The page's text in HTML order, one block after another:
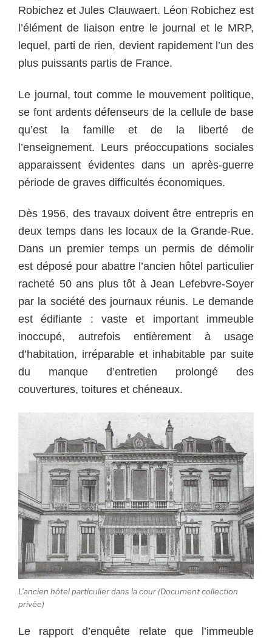
Robichez et Jules Clauwaert. Léon Robichez est
l’élément de liaison entre le journal et le MRP,
lequel, parti de rien, devient rapidement l’un des
plus puissants partis de France.
Le journal, tout comme le mouvement politique,
se font ardents défenseurs de la cellule de base
qu’est la famille et de la liberté de
l’enseignement. Leurs préoccupations sociales
apparaissent évidentes dans un après-guerre
période de graves difficultés économiques.
Dès 1956, des travaux doivent être entrepris en
deux temps dans les locaux de la Grande-Rue.
Dans un premier temps un permis de démolir
est déposé pour abattre l’ancien hôtel particulier
racheté 50 ans plus tôt à Jean Lefebvre-Soyer
par la société des journaux réunis. Le demande
est édifiante : vaste et important immeuble
inoccupé, autrefois entièrement à usage
d’habitation, irréparable et inhabitable par suite
du manque d’entretien prolongé des
couvertures, toitures et chéneaux.
L’ancien hôtel particulier dans la cour (Document collection
privée)
Le rapport d’enquête relate que l’immeuble